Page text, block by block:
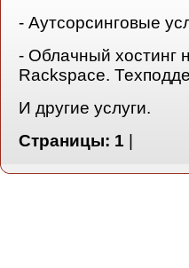
- Аутсорсинговые
- Облачный хостинг
Rackspace.
И другие услуги.
Страницы: 1